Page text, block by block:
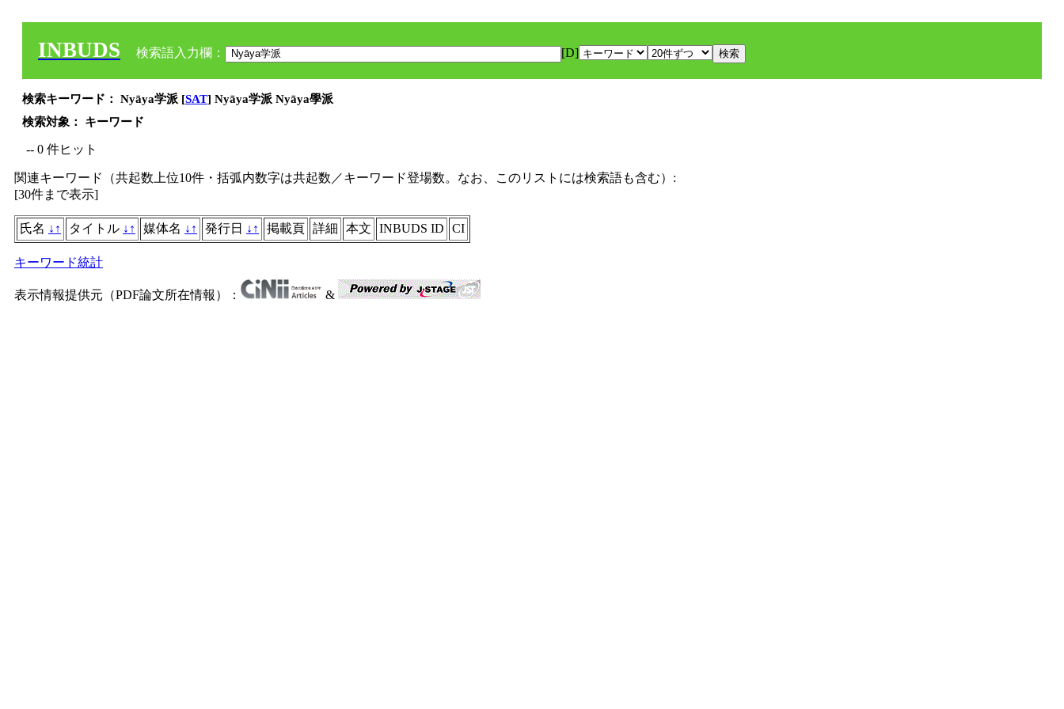
INBUDS 検索語入力欄： [D]
検索キーワード： Nyāya学派 [SAT] Nyāya学派 Nyāya學派
検索対象： キーワード
-- 0 件ヒット
関連キーワード（共起数上位10件・括弧内数字は共起数／キーワード登場数。なお、このリストには検索語も含む）:
[30件まで表示]
氏名 ↓ ↑ タイトル ↓ ↑ 媒体名 ↓ ↑ 発行日 ↓ ↑ 掲載頁 詳細 本文 INBUDS ID CI
キーワード統計
表示情報提供元（PDF論文所在情報）： &